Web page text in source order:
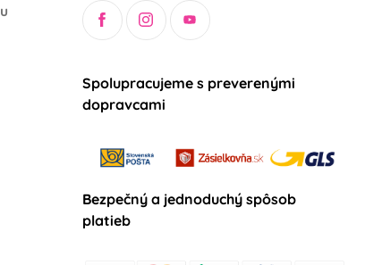
Spolupracujeme s preverenými
dopravcami
Bezpečný a jednoduchý spôsob
platieb